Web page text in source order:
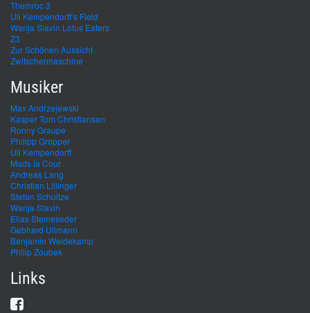
Themroc 3
Uli Kempendorff’s Field
Wanja Slavin Lotus Eaters
Z3
Zur Schönen Aussicht
Zwitschermaschine
Musiker
Max Andrzejewski
Kasper Tom Christiansen
Ronny Graupe
Philipp Gropper
Uli Kempendorff
Mads la Cour
Andreas Lang
Christian Lillinger
Stefan Schultze
Wanja Slavin
Elias Stemeseder
Gebhard Ullmann
Benjamin Weidekamp
Philip Zoubek
Links